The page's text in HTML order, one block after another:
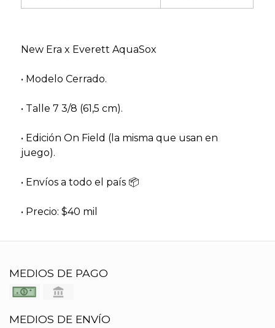
New Era x Everett AquaSox
• Modelo Cerrado.
• Talle 7 3/8 (61,5 cm).
• Edición On Field (la misma que usan en
juego).
• Envíos a todo el país 📦
• Precio: $40 mil
MEDIOS DE PAGO
MEDIOS DE ENVÍO